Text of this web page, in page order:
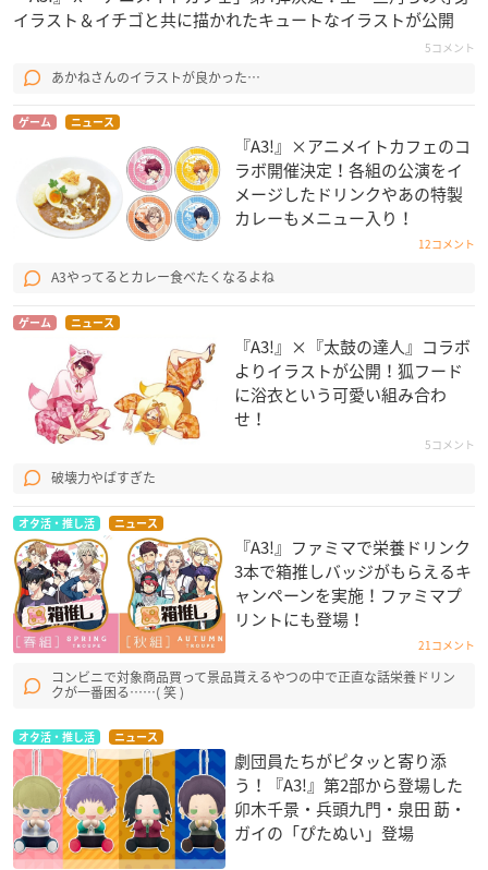
イラスト＆イチゴと共に描かれたキュートなイラストが公開
5コメント
あかねさんのイラストが良かった…
ゲーム ニュース
『A3!』×アニメイトカフェのコ
ラボ開催決定！各組の公演をイ
メージしたドリンクやあの特製
カレーもメニュー入り！
12コメント
A3やってるとカレー食べたくなるよね
ゲーム ニュース
『A3!』×『太鼓の達人』コラボ
よりイラストが公開！狐フード
に浴衣という可愛い組み合わ
せ！
5コメント
破壊力やばすぎた
オタ活・推し活 ニュース
『A3!』ファミマで栄養ドリンク
3本で箱推しバッジがもらえるキ
ャンペーンを実施！ファミマプ
リントにも登場！
21コメント
コンビニで対象商品買って景品貰えるやつの中で正直な話栄養ドリン
クが一番困る……( 笑 )
オタ活・推し活 ニュース
劇団員たちがピタッと寄り添
う！『A3!』第2部から登場した
卯木千景・兵頭九門・泉田 莇・
ガイの「ぴたぬい」登場